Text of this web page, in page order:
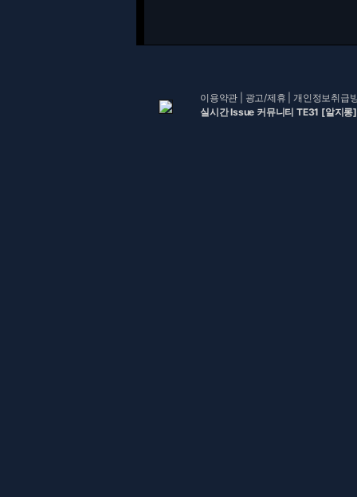
이용약관 광고/제휴 |개인정보취급
실시간 Issue 커뮤니티 TE31 [알지